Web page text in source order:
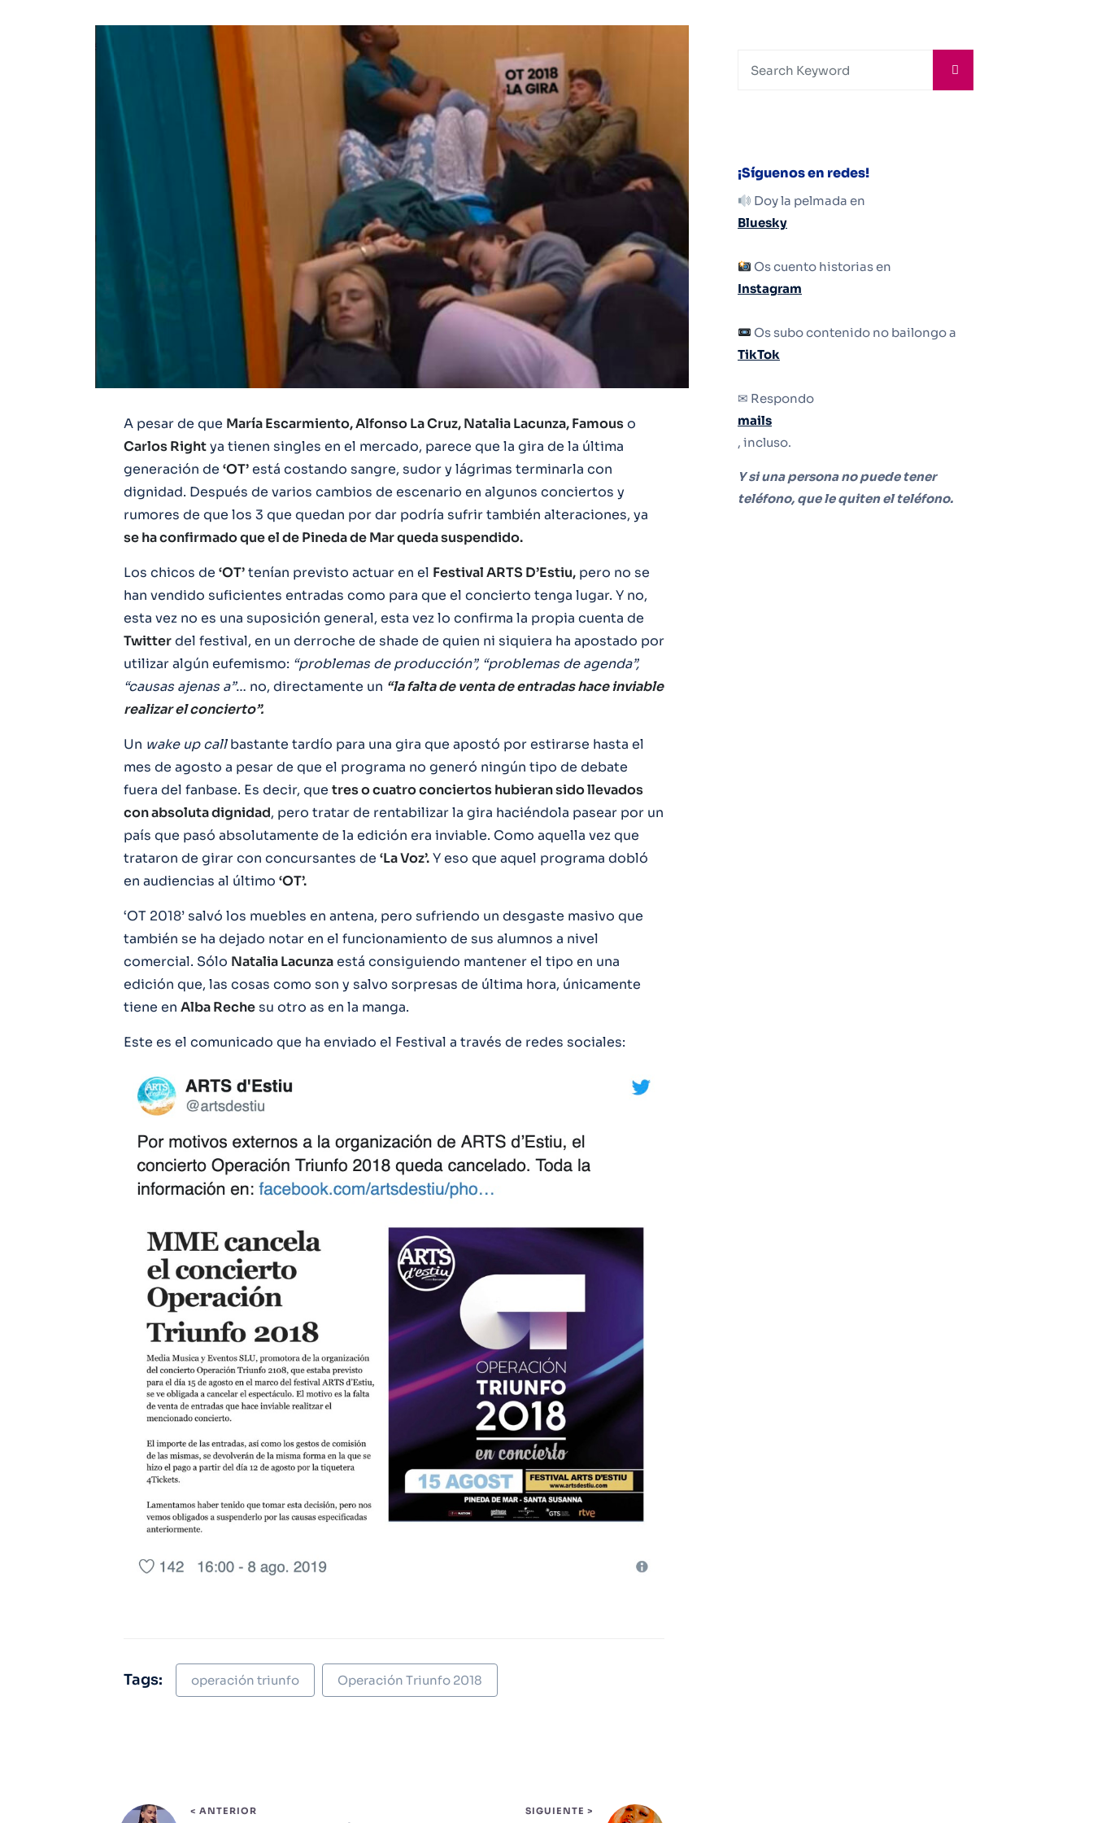
A pesar de que María Escarmiento, Alfonso La Cruz, Natalia Lacunza, Famouso
Carlos Rightya tienen singles en el mercado, parece que la gira de la última
generación de ‘OT’está costando sangre, sudor y lágrimas terminarla con
dignidad. Después de varios cambios de escenario en algunos conciertos y
rumores de que los 3 que quedan por dar podría sufrir también alteraciones, ya
se ha confirmado que el de Pineda de Mar queda suspendido.
Los chicos de ‘OT’tenían previsto actuar en el Festival ARTS D’Estiu, pero no se
han vendido suficientes entradas como para que el concierto tenga lugar. Y no,
esta vez no es una suposición general, esta vez lo confirma la propia cuenta de
Twitterdel festival, en un derroche de shade de quien ni siquiera ha apostado por
utilizar algún eufemismo: “problemas de producción”, “problemas de agenda”,
“causas ajenas a”… no, directamente un “la falta de venta de entradas hace inviable
realizar el concierto”.
Un wake up callbastante tardío para una gira que apostó por estirarse hasta el
mes de agosto a pesar de que el programa no generó ningún tipo de debate
fuera del fanbase. Es decir, que tres o cuatro conciertos hubieran sido llevados
con absoluta dignidad, pero tratar de rentabilizar la gira haciéndola pasear por un
país que pasó absolutamente de la edición era inviable. Como aquella vez que
trataron de girar con concursantes de ‘La Voz’.Y eso que aquel programa dobló
en audiencias al último ‘OT’.
‘OT 2018’ salvó los muebles en antena, pero sufriendo un desgaste masivo que
también se ha dejado notar en el funcionamiento de sus alumnos a nivel
comercial. Sólo Natalia Lacunzaestá consiguiendo mantener el tipo en una
edición que, las cosas como son y salvo sorpresas de última hora, únicamente
tiene en Alba Rechesu otro as en la manga.
Este es el comunicado que ha enviado el Festival a través de redes sociales:
Tags: operación triunfo Operación Triunfo 2018
< ANTERIOR SIGUIENTE >
¡Síguenos en redes!
Doy la pelmada en
Bluesky
Os cuento historias en
Instagram
Os subo contenido no bailongo a
TikTok
✉ Respondo
mails
, incluso.
Y si una persona no puede tener
teléfono, que le quiten el teléfono.